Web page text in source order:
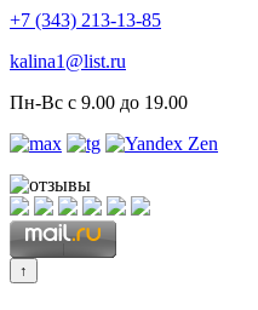
+7 (343) 213-13-85
kalina1@list.ru
Пн-Вс с 9.00 до 19.00
↑